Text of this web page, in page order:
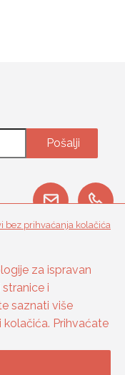
Pošalji
bez prihvaćanja kolačića
za ispravan
i
saznati više
Prihvaćate